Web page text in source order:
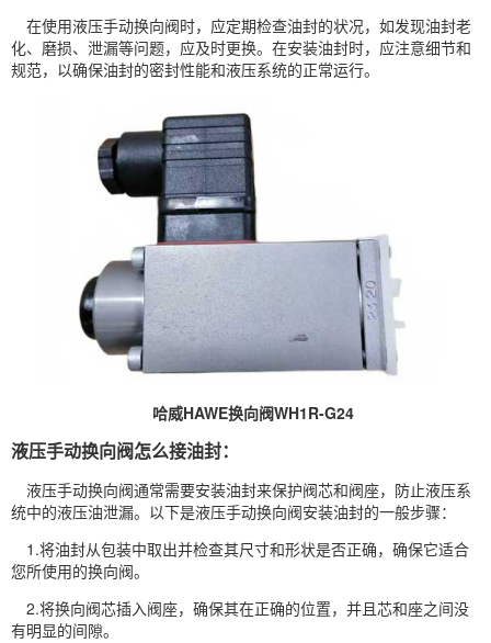
在使用液压手动换向阀时，应定期检查油封的状况，如发现油封老
化、磨损、泄漏等问题，应及时更换。在安装油封时，应注意细节和
规范，以确保油封的密封性能和液压系统的正常运行。
哈威HAWE换向阀WH1R-G24
液压手动换向阀怎么接油封：
液压手动换向阀通常需要安装油封来保护阀芯和阀座，防止液压系
统中的液压油泄漏。以下是液压手动换向阀安装油封的一般步骤：
1.将油封从包装中取出并检查其尺寸和形状是否正确，确保它适合
您所使用的换向阀。
2.将换向阀芯插入阀座，确保其在正确的位置，并且芯和座之间没
有明显的间隙。